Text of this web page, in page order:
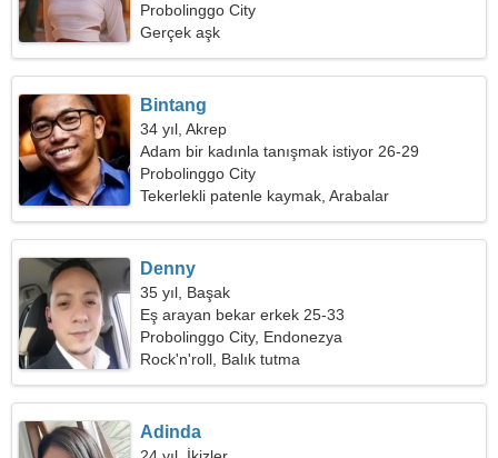
Probolinggo City
Gerçek aşk
Bintang
34 yıl, Akrep
Adam bir kadınla tanışmak istiyor 26-29
Probolinggo City
Tekerlekli patenle kaymak, Arabalar
Denny
35 yıl, Başak
Eş arayan bekar erkek 25-33
Probolinggo City, Endonezya
Rock'n'roll, Balık tutma
Adinda